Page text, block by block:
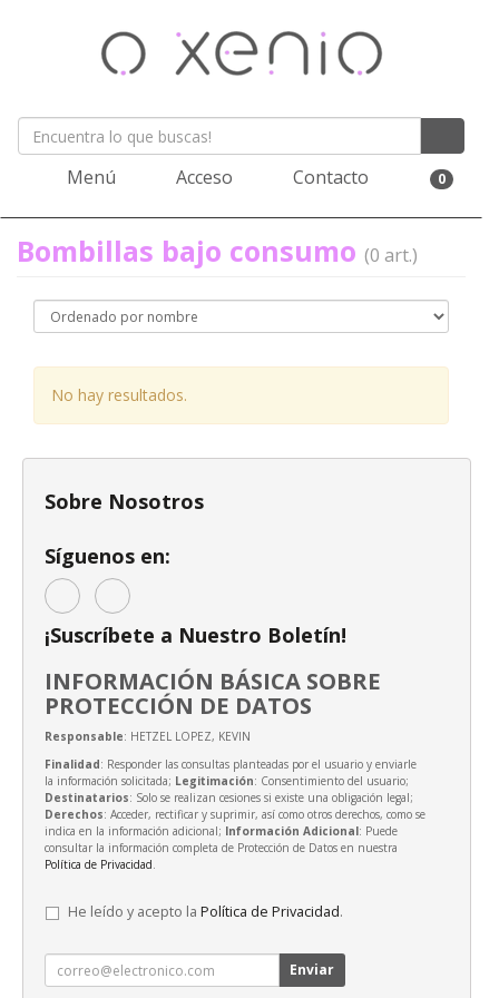
Menú Acceso Contacto 0
Bombillas bajo consumo (0 art.)
No hay resultados.
Sobre Nosotros
Síguenos en:
¡Suscríbete a Nuestro Boletín!
INFORMACIÓN BÁSICA SOBRE
PROTECCIÓN DE DATOS
Responsable: HETZEL LOPEZ, KEVIN
Finalidad: Responder las consultas planteadas por el usuario y enviarle
la información solicitada; Legitimación: Consentimiento del usuario;
Destinatarios: Solo se realizan cesiones si existe una obligación legal;
Derechos: Acceder, rectificar y suprimir, así como otros derechos, como se
indica en la información adicional; Información Adicional: Puede
consultar la información completa de Protección de Datos en nuestra
Política de Privacidad.
He leído y acepto la Política de Privacidad.
Enviar